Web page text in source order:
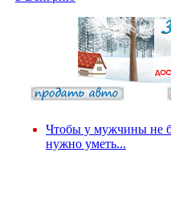
Чтобы у мужчины не
нужно уметь...